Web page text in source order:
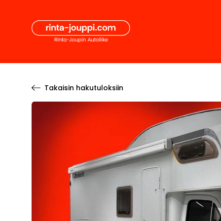
sisältöön
Takaisin hakutuloksiin